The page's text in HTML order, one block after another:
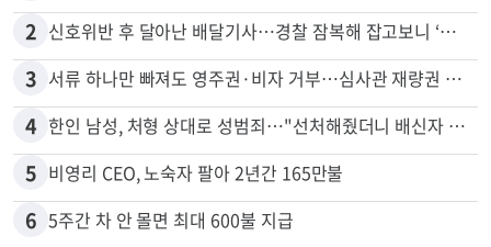
2 신호위반 후 달아난 배달기사…경찰 잠복해 잡고보니 ‘반전’
3 서류 하나만 빠져도 영주권·비자 거부…심사관 재량권 대폭 확대
4 한인 남성, 처형 상대로 성범죄…"선처해줬더니 배신자 취급"
5 비영리 CEO, 노숙자 팔아 2년간 165만불
6 5주간 차 안 몰면 최대 600불 지급